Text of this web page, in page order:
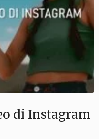
di Instagram